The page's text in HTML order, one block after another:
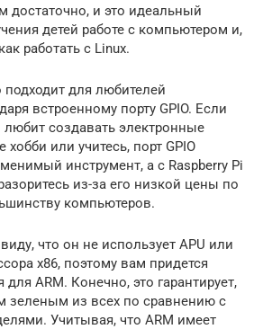
достаточно, и это идеальный
детей работе с компьютером и,
работать с Linux.
для любителей
встроенному порту GPIO. Если
любит создавать электронные
или учитесь, порт GPIO
инструмент, а с Raspberry Pi
из-за его низкой цены по
компьютеров.
что он не использует APU или
x86, поэтому вам придется
ARM. Конечно, это гарантирует,
зеленым из всех по сравнению с
Учитывая, что ARM имеет